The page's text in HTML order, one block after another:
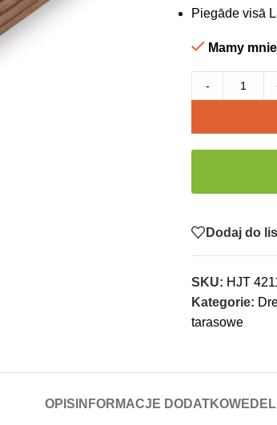
Piegāde visā
Mamy
-
Dodaj do
SKU: HJT
Kategorie:
tarasowe
OPIS INFORMACJE DODATKOWE